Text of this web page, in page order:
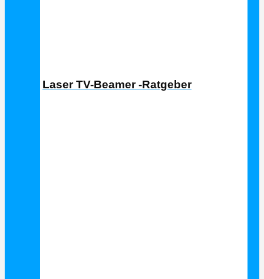
Laser TV-Beamer -Ratgeber